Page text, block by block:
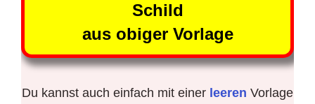
Schild
aus obiger Vorlage
Du kannst auch einfach mit einer leeren Vorlage